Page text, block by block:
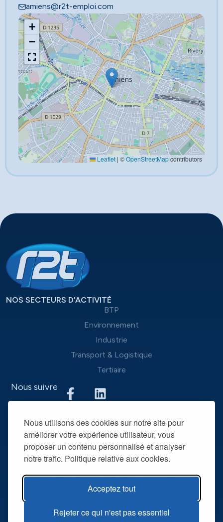
Nous utilisons des cookies sur notre site pour
améliorer votre expérience utilisateur, vous
proposer un contenu personnalisé et analyser
notre trafic. Politique relative aux cookies.
Acceptez tout
Rejeter ce qui n'est pas essentiel
amiens@r2t-emploi.com
+
−
Leaflet | ©OpenStreetMapcontributors
NOS SECTEURS D’ACTIVITÉ
BTP
Environnement
Industrie
Transport & Logistique
Tertiaire
Nous suivre
accompagnons une équipe d’experts du recrutement et
des outils performants, afin de mieux répondre à leurs
spécificités et leurs attentes. La mise à disposition de
collaborateurs intérimaires qualifiés permet de devenir leur
partenaire RH privilégié dans la durée.
@ R2T 2025
Politique de confidentialité